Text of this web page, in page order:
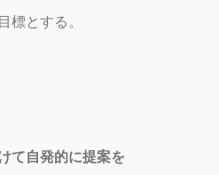
標とする。
て自発的に提案を